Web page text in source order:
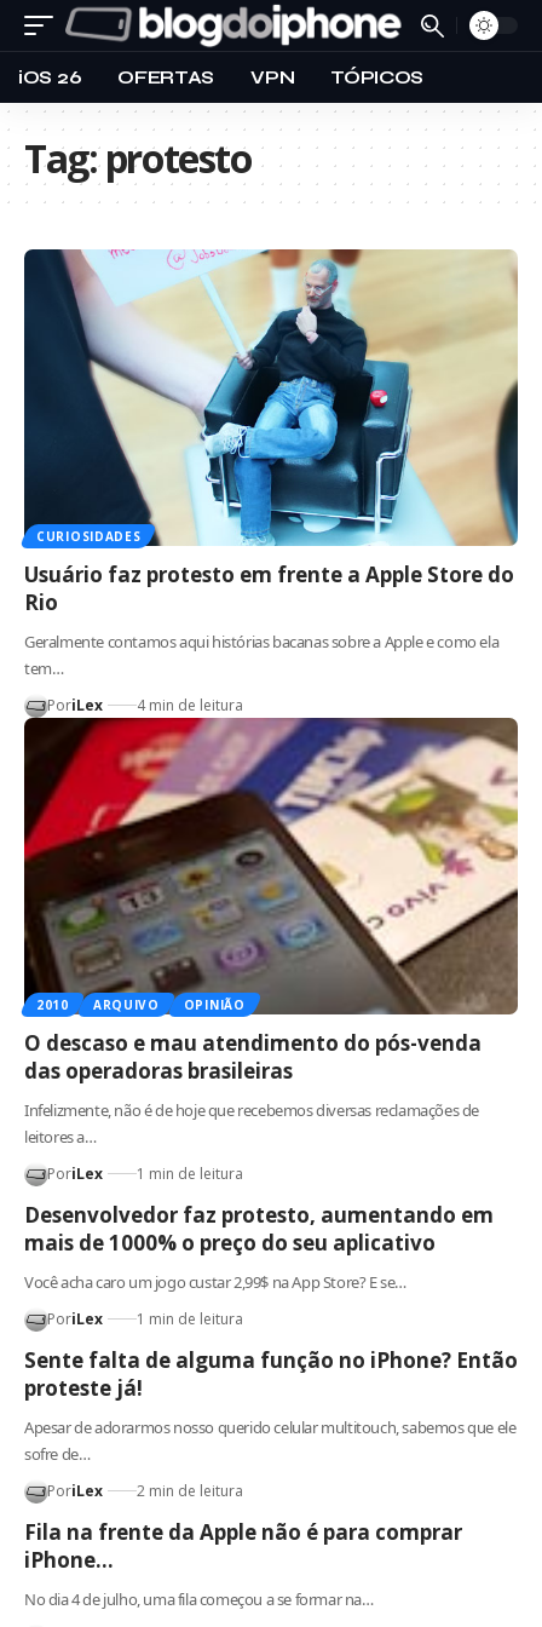
iOS 26 OFERTAS VPN TÓPICOS
Tag:protesto
CURIOSIDADES
Usuário faz protesto em frente a Apple Store do
Rio
Geralmente contamos aqui histórias bacanas sobre a Apple e como ela
tem…
PoriLex 4 min de leitura
2010 ARQUIVO OPINIÃO
O descaso e mau atendimento do pós-venda
das operadoras brasileiras
Infelizmente, não é de hoje que recebemos diversas reclamações de
leitores a…
PoriLex 1 min de leitura
Desenvolvedor faz protesto, aumentando em
mais de 1000% o preço do seu aplicativo
Você acha caro um jogo custar 2,99$ na App Store? E se…
PoriLex 1 min de leitura
Sente falta de alguma função no iPhone? Então
proteste já!
Apesar de adorarmos nosso querido celular multitouch, sabemos que ele
sofre de…
PoriLex 2 min de leitura
Fila na frente da Apple não é para comprar
iPhone…
No dia 4 de julho, uma fila começou a se formar na…